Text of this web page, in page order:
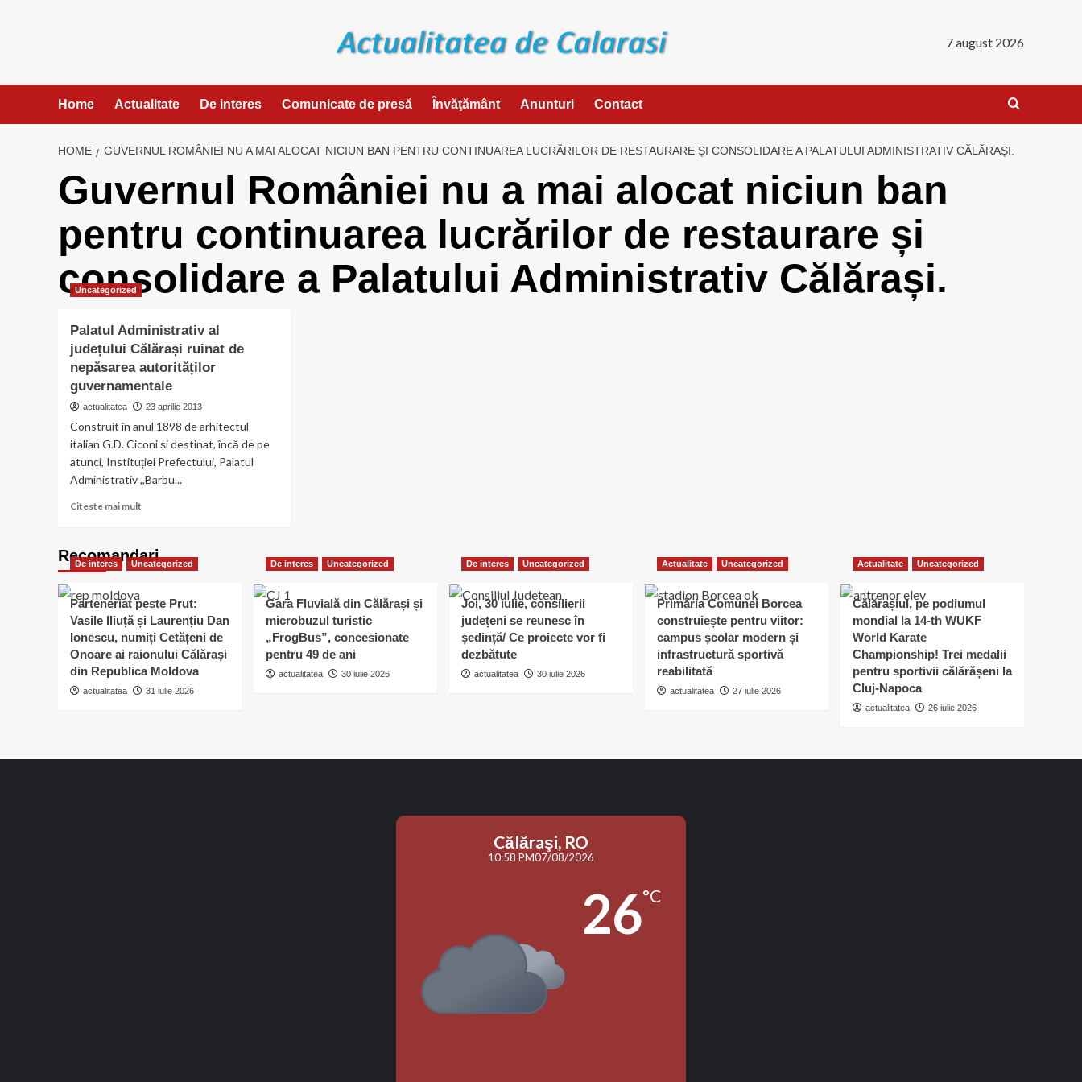
7 august 2026
Home Actualitate De interes Comunicate de presă Învăţământ Anunturi Contact
HOME GUVERNUL ROMÂNIEI NU A MAI ALOCAT NICIUN BAN PENTRU CONTINUAREA LUCRĂRILOR DE RESTAURARE ȘI CONSOLIDARE A PALATULUI ADMINISTRATIV CĂLĂRAȘI.
Guvernul României nu a mai alocat niciun ban
pentru continuarea lucrărilor de restaurare și
consolidare a Palatului Administrativ Călărași.
Uncategorized
Palatul Administrativ al
județului Călărași ruinat de
nepăsarea autorităților
guvernamentale
actualitatea 23 aprilie 2013
Construit în anul 1898 de arhitectul
italian G.D. Ciconi și destinat, încă de pe
atunci, Instituției Prefectului, Palatul
Administrativ ,,Barbu...
Citeste mai mult
Palatul
Administrativ
Călărași
ruinat
de
nepăsarea
autorităților
guvernamentale
Recomandari
De interes Uncategorized
Parteneriat peste Prut:
Vasile Iliuță și Laurențiu Dan
Ionescu, numiți Cetățeni de
Onoare ai raionului Călărași
din Republica Moldova
actualitatea 31 iulie 2026
De interes Uncategorized
Gara Fluvială din Călărași și
microbuzul turistic
„FrogBus”, concesionate
pentru 49 de ani
actualitatea 30 iulie 2026
De interes Uncategorized
Joi, 30 iulie, consilierii
județeni se reunesc în
ședință/ Ce proiecte vor fi
dezbătute
actualitatea 30 iulie 2026
Actualitate Uncategorized
Primăria Comunei Borcea
construiește pentru viitor:
campus școlar modern și
infrastructură sportivă
reabilitată
actualitatea 27 iulie 2026
Actualitate Uncategorized
Călărașiul, pe podiumul
mondial la 14-th WUKF
World Karate
Championship! Trei medalii
pentru sportivii călărășeni la
Cluj-Napoca
actualitatea 26 iulie 2026
Călăraşi, RO
10:58 PM07/08/2026
26°C